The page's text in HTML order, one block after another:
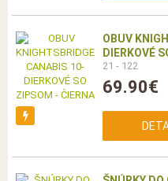
OBUV
DIERKOVÉ
21 - 122
69.90€